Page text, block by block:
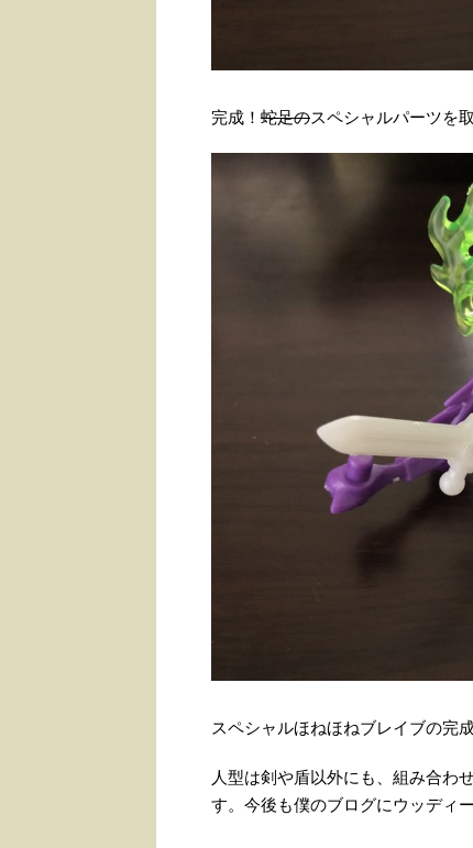
完成！ 蛇足のスペシャルパーツを
スペシャルほねほねブレイブの完
人型は剣や盾以外にも、組み合わ
す。今後も僕のブログにウッディ